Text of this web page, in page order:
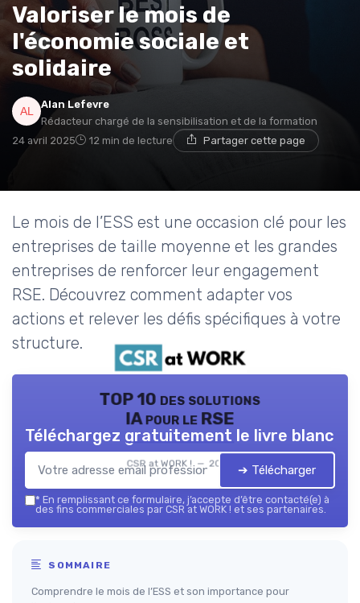
Valoriser le mois de
l'économie sociale et
solidaire
Alan Lefevre
Rédacteur chargé de la sensibilisation et de la formation
24 avril 2025
12 min de lecture Partager cette page
Le mois de l’ESS est une occasion clé pour les
entreprises de taille moyenne et les grandes
entreprises de renforcer leur engagement
RSE. Découvrez comment adapter vos
actions et relever les défis spécifiques à votre
structure.
TOP 10 des solutions
IA pour le RSE
CSR at WORK ! — 2026
Téléchargez gratuitement le livre blanc
➔ Télécharger
* En remplissant ce formulaire, j’accepte d’être contacté(e) à
des fins commerciales par CSR at WORK ! et ses partenaires.
SOMMAIRE
Comprendre le mois de l’ESS et son importance pour